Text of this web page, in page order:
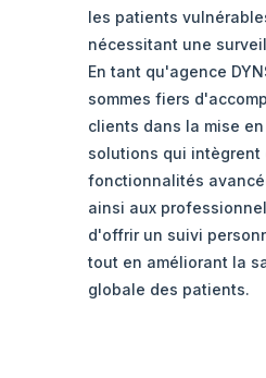
les patients
nécessitant une
En tant qu'agence
sommes fiers
clients dans la mise
solutions qui intègrent
fonctionnalités
ainsi aux
d'offrir un suivi
tout en améliorant la
globale des patients.